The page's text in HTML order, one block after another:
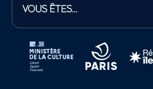
VOUS ÊTES…
Tutelles et mécènes de la Philharmonie de Paris